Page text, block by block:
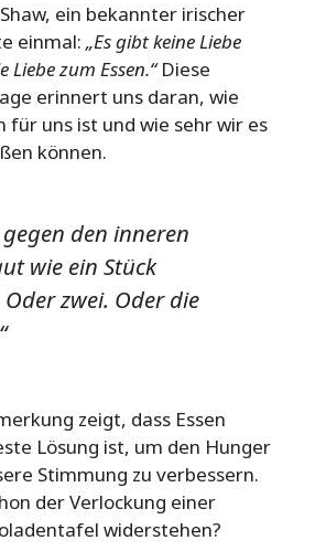
ein bekannter irischer
einmal: „Es gibt keine Liebe
zum Essen.“Diese
erinnert uns daran, wie
für uns ist und wie sehr wir es
können.
den inneren
wie ein Stück
zwei. Oder die
zeigt, dass Essen
Lösung ist, um den Hunger
Stimmung zu verbessern.
der Verlockung einer
widerstehen?